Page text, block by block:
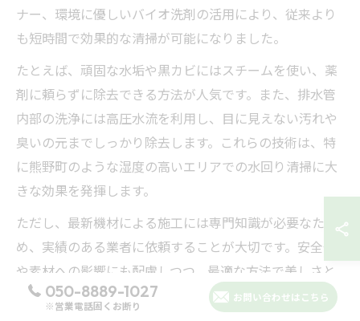
ナー、環境に優しいバイオ洗剤の活用により、従来より
も短時間で効果的な清掃が可能になりました。
たとえば、頑固な水垢や黒カビにはスチームを使い、薬
剤に頼らずに除去できる方法が人気です。また、排水管
内部の洗浄には高圧水流を利用し、目に見えない汚れや
臭いの元までしっかり除去します。これらの技術は、特
に熊野町のような湿度の高いエリアでの水回り清掃に大
きな効果を発揮します。
ただし、最新機材による施工には専門知識が必要なた
め、実績のある業者に依頼することが大切です。安全性
や素材への影響にも配慮しつつ、最適な方法で美しさと
衛生を両立できるのがプロの強みです。
050-8889-1027
※営業電話固くお断り
お問い合わせはこちら